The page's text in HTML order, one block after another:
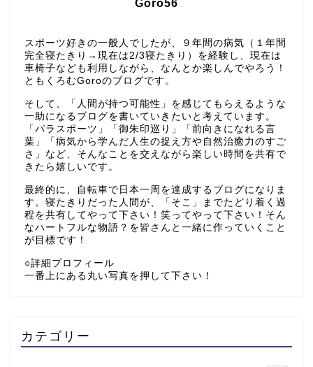
Goro56
スポーツ好きの一般人でしたが、９年間の病気（１年間
完全寝たきり→現在は2/3寝たきり）を経験し、現在は
車椅子なども利用しながら、なんとか楽しんでやろう！
ともくろむGoroのブログです。
そして、「人間が持つ可能性」を感じてもらえるような
一助になるブログを書いていきたいと考えています。
「パラスポーツ」「御朱印巡り」「前向きになれる言
葉」「病気から学んだ人生の捉え方や自然治癒力のすご
さ」など、そんなことを交えながら楽しい時間を共有で
きたら嬉しいです。
最終的に、自転車で日本一周を達成するブログになりま
す。寝たきりだった人間が、「そこ」までたどり着く過
程を共有してやって下さい！笑ってやって下さい！そん
なハートフルな物語？を皆さんと一緒に作っていくこと
が目標です！
○詳細プロフィール
一番上にある丸い写真を押して下さい！
カテゴリー